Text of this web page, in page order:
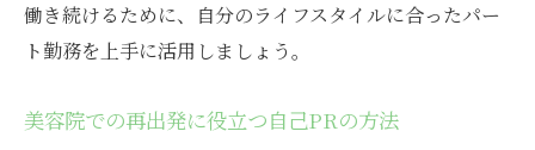
働き続けるために、自分のライフスタイルに合ったパー
ト勤務を上手に活用しましょう。
美容院での再出発に役立つ自己PRの方法